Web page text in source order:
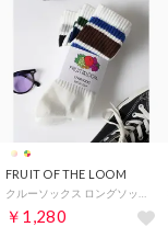
FRUIT OF THE LOOM
￥1,280